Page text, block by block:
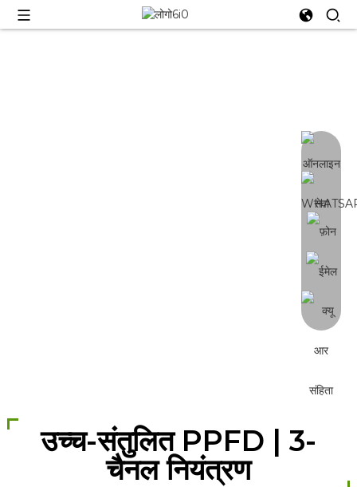
120W~2000W, उच्च-संतुलित PPFD और 3-
उच्च-संतुलित PPFD | 3-
चैनल नियंत्रण